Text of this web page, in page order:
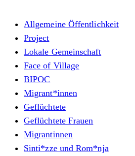
Allgemeine Öffentlichkeit
Project
Lokale Gemeinschaft
Face of Village
BIPOC
Migrant*innen
Geflüchtete
Geflüchtete Frauen
Migrantinnen
Sinti*zze und Rom*nja